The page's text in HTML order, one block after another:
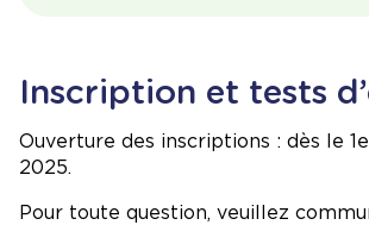
Inscription et tests
Ouverture des inscriptions : dès le
2025.
Pour toute question, veuillez